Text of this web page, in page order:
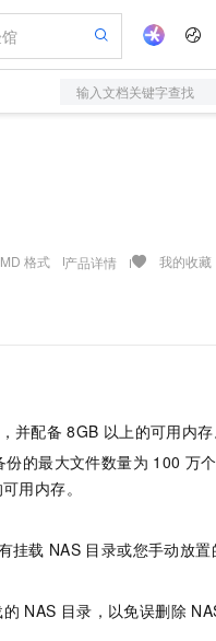
输入文档关键字查找
格式 产品详情 我的收藏
并配备 8GB 以上的可用内存
的最大文件数量为 100 万个
用内存。
挂载 NAS 目录或您手动放置
NAS 目录，以免误删除
频，流畅自然，细节丰富
T2V
全托管，含MySQL、PostgreSQL、SQL Server、MariaDB多引擎
墙
的云上边界网络安全防护产品
买专属联机服务器，轻松开启游戏
景体验
生成到视频创作，一键激活电商全
剧/漫剧
短剧漫剧创作，剧本、分镜、视频高
报价器
软件
小程序
伙伴合作计划
服务伙伴
态伙伴
云认证
活动
合作
物
作